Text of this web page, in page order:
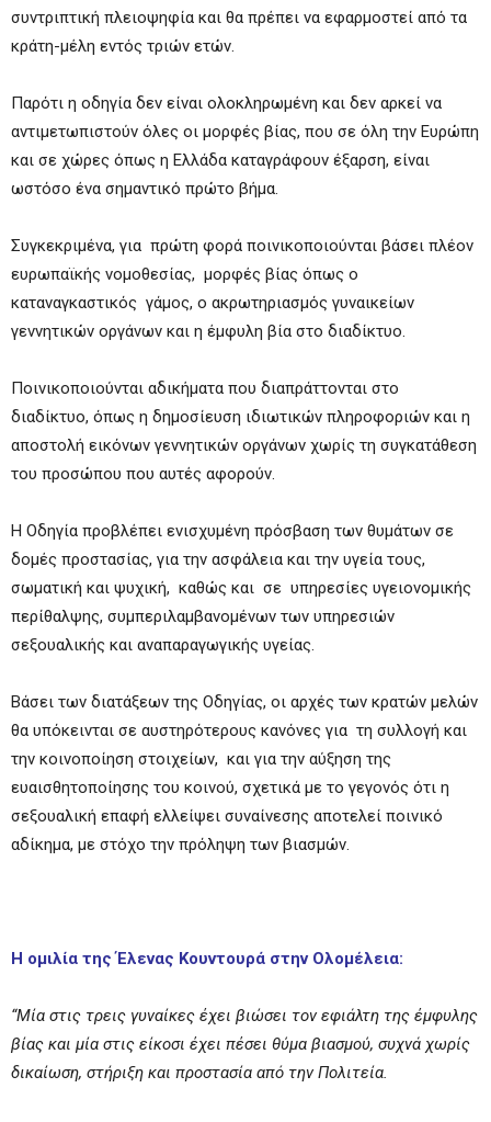
συντριπτική πλειοψηφία και θα πρέπει να εφαρμοστεί από τα
κράτη-μέλη εντός τριών ετών.
Παρότι η οδηγία δεν είναι ολοκληρωμένη και δεν αρκεί να
αντιμετωπιστούν όλες οι μορφές βίας, που σε όλη την Ευρώπη
και σε χώρες όπως η Ελλάδα καταγράφουν έξαρση, είναι
ωστόσο ένα σημαντικό πρώτο βήμα.
Συγκεκριμένα, για πρώτη φορά ποινικοποιούνται βάσει πλέον
ευρωπαϊκής νομοθεσίας, μορφές βίας όπως ο
καταναγκαστικός γάμος, ο ακρωτηριασμός γυναικείων
γεννητικών οργάνων και η έμφυλη βία στο διαδίκτυο.
Ποινικοποιούνται αδικήματα που διαπράττονται στο
διαδίκτυο, όπως η δημοσίευση ιδιωτικών πληροφοριών και η
αποστολή εικόνων γεννητικών οργάνων χωρίς τη συγκατάθεση
του προσώπου που αυτές αφορούν.
Η Οδηγία προβλέπει ενισχυμένη πρόσβαση των θυμάτων σε
δομές προστασίας, για την ασφάλεια και την υγεία τους,
σωματική και ψυχική, καθώς και σε υπηρεσίες υγειονομικής
περίθαλψης, συμπεριλαμβανομένων των υπηρεσιών
σεξουαλικής και αναπαραγωγικής υγείας.
Βάσει των διατάξεων της Οδηγίας, οι αρχές των κρατών μελών
θα υπόκεινται σε αυστηρότερους κανόνες για τη συλλογή και
την κοινοποίηση στοιχείων, και για την αύξηση της
ευαισθητοποίησης του κοινού, σχετικά με το γεγονός ότι η
σεξουαλική επαφή ελλείψει συναίνεσης αποτελεί ποινικό
αδίκημα, με στόχο την πρόληψη των βιασμών.
H ομιλία της Έλενας Κουντουρά στην Ολομέλεια:
“Μία στις τρεις γυναίκες έχει βιώσει τον εφιάλτη της έμφυλης
βίας και μία στις είκοσι έχει πέσει θύμα βιασμού, συχνά χωρίς
δικαίωση, στήριξη και προστασία από την Πολιτεία.